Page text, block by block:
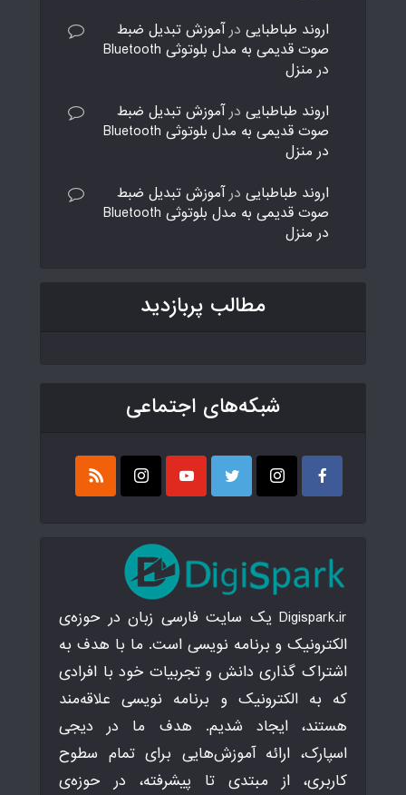
اروند طباطبایی درآموزش تبدیل ضبط
صوت قدیمی به مدل بلوتوثی Bluetooth
در منزل
اروند طباطبایی درآموزش تبدیل ضبط
صوت قدیمی به مدل بلوتوثی Bluetooth
در منزل
اروند طباطبایی درآموزش تبدیل ضبط
صوت قدیمی به مدل بلوتوثی Bluetooth
در منزل
مطالب پربازدید
شبکه‌های اجتماعی
Digispark.ir یک سایت فارسی زبان در حوزه‌ی
الکترونیک و برنامه نویسی است. ما با هدف به
اشتراک گذاری دانش و تجربیات خود با افرادی
که به الکترونیک و برنامه نویسی علاقه‌مند
هستند، ایجاد شدیم. هدف ما در دیجی
اسپارک، ارائه آموزش‌هایی برای تمام سطوح
کاربری، از مبتدی تا پیشرفته، در حوزه‌ی